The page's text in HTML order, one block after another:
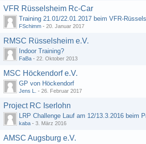
VFR Rüsselsheim Rc-Car
Training 21.01/22.01.2017 beim VFR-
FSchimm - 20. Januar 2017
RMSC Rüsselsheim e.V.
Indoor Training?
FaBa - 22. Oktober 2013
MSC Höckendorf e.V.
GP von Höckendorf
Jens L. - 26. Februar 2017
Project RC Iserlohn
LRP Challenge Lauf am 12/13.3.2016 beim
kaba - 3. März 2016
AMSC Augsburg e.V.